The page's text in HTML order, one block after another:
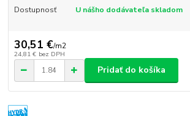
Dostupnosť U nášho dodávateľa skladom
30,51 €/m2
24,81 € bez DPH
Pridať do košíka